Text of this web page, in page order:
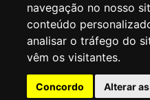
navegação no nosso
conteúdo
analisar o tráfego do
vêm os visitantes.
Concordo Alterar
Rua Claudino Barbosa, 313 -
Central de